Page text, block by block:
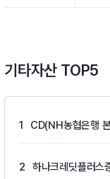
기타자산 TOP5
1
2 하나크레딧플러스